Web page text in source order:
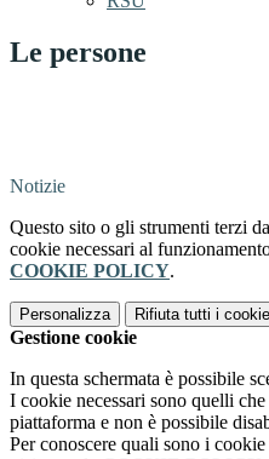
Le persone
Notizie
Questo sito o gli strumenti terzi
cookie necessari al
COOKIE POLICY.
Personalizza Rifiuta tutti i
Gestione cookie
In questa schermata è possibile
I cookie necessari sono quelli
piattaforma e non è possibile
Per conoscere quali sono i